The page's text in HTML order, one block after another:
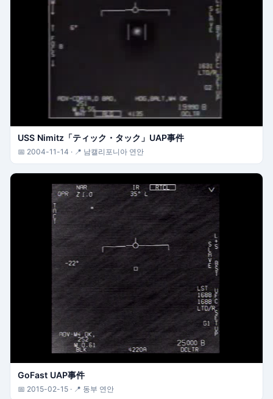
USS Nimitz「ティック・タック」UAP事件
📅 2004-11-14 · 📍 남캘리포니아 연안
GoFast UAP事件
📅 2015-02-15 · 📍 동부 연안